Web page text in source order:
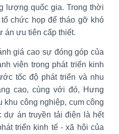
lượng quốc gia. Trong thời
chức họp để tháo gỡ khó
án ưu tiên cấp thiết.
giá cao sự đóng góp của
viên trong phát triển kinh
tốc độ phát triển và nhu
cao, cùng với đó, Hưng
công nghiệp, cụm công
dự án truyền tải điện là hết
triển kinh tế - xã hội của